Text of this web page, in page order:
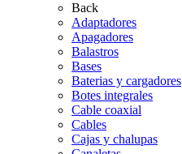
Back
Adaptadores
Apagadores
Balastros
Bases
Baterias y cargadores
Botes integrales
Cable coaxial
Cables
Cajas y chalupas